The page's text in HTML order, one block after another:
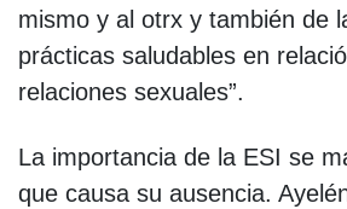
mismo y al otrx y también de
prácticas saludables en
relaciones sexuales”.
La importancia de la ESI se
que causa su ausencia.